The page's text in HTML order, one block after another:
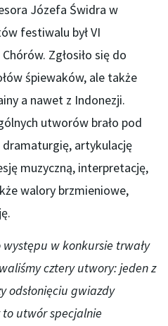
Józefa Świdra w
festiwalu był VI
Zgłosiło się do
śpiewaków, ale także
a nawet z Indonezji.
utworów brało pod
artykulację
muzyczną, interpretację,
walory brzmieniowe,
w konkursie trwały
cztery utwory: jeden z
odsłonięciu gwiazdy
to utwór specjalnie